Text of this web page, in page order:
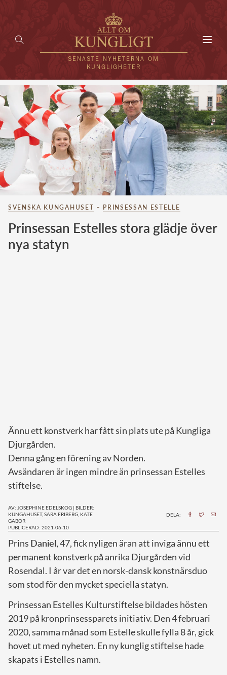
SENASTE NYHETERNA OM
KUNGLIGHETER
HEM
KUNGAFAMILJEN
UTLÄNDSKT
KÄNDISAR
VÄRLDENS KUNGAHUS
Svenska kungahuset
Brittiska kungahuset
SVENSKA KUNGAHUSET – PRINSESSAN ESTELLE
Prinsessan Estelles stora glädje över
nya statyn
Ännu ett konstverk har fått sin plats ute på Kungliga
Djurgården.
Denna gång en förening av Norden.
Avsändaren är ingen mindre än prinsessan Estelles
stiftelse.
AV: JOSEPHINE EDELSKOG | BILDER:
KUNGAHUSET, SARA FRIBERG, KATE
GABOR
PUBLICERAD: 2021-06-10
DELA:
Prins Daniel,47, fick nyligen äran att inviga ännu ett
permanent konstverk på anrika Djurgården vid
Rosendal. I år var det en norsk-dansk konstnärsduo
som stod för den mycket speciella statyn.
Prinsessan Estelles Kulturstiftelse bildades hösten
2019 på kronprinsessparets initiativ. Den 4 februari
2020, samma månad som Estelle skulle fylla 8 år, gick
hovet ut med nyheten. En ny kunglig stiftelse hade
skapats i Estelles namn.